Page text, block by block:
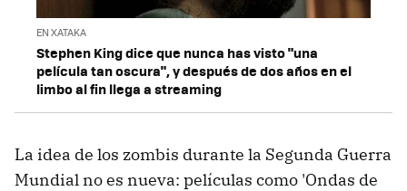
EN XATAKA
Stephen King dice que nunca has visto "una
película tan oscura", y después de dos años en el
limbo al fin llega a streaming
La idea de los zombis durante la Segunda Guerra
Mundial no es nueva: películas como 'Ondas de